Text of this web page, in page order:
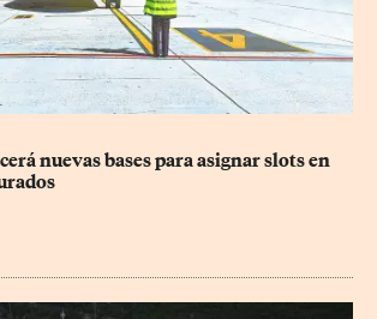
nuevas bases para asignar slots en